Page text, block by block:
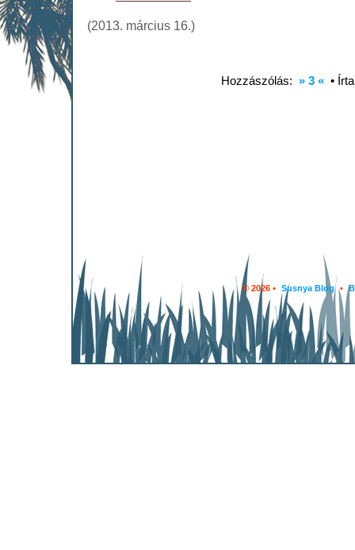
(2013. március 16.)
Hozzászólás: » 3 « •
© 2026 • Susnya Blog •